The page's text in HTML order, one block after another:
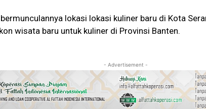
lokasi lokasi kuliner baru di Kota
wisata baru untuk kuliner di Provinsi Banten.
- Advertisement -